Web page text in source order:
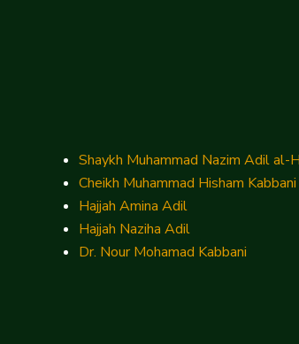
Cheikh Muhammad Hisham Kabbani
Hajjah Amina Adil
Hajjah Naziha Adil
Dr. Nour Mohamad Kabbani